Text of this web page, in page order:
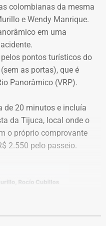
TCE.
da Concorrência nº
de anulação
é referente a um
a Concorrência SRP nº
a manutenção
milionária a favor da
LTDA ocorrem
a conduta da Secretaria
de maquinário pesado
da Corte de
eleitorais, a Band
para o confronto
conheçam as propostas
da jornalista Adriana
três blocos de
diretos entre os
finais.
por sorteio, e o
do debate. Esgotados
áudio do microfone será
colombianas da mesma
e Wendy Manrique.
em uma
pontos turísticos do
as portas), que é
Panorâmico (VRP).
de 20 minutos e incluía
da Tijuca, local onde o
o próprio comprovante
2.550 pelo passeio.